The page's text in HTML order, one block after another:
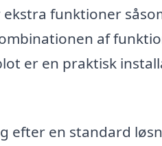
funktioner
af
er en praktisk
efter en standard